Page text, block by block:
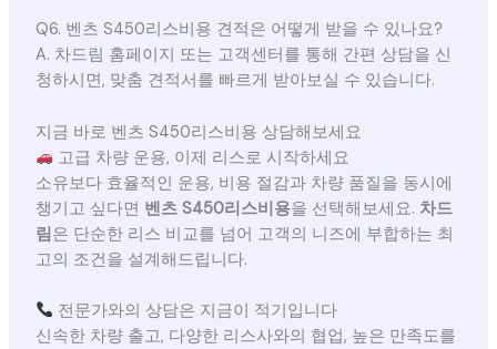
Q6. 벤츠 S450리스비용 견적은 어떻게 받을 수 있나요?
A. 차드림 홈페이지 또는 고객센터를 통해 간편 상담을 신
청하시면, 맞춤 견적서를 빠르게 받아보실 수 있습니다.
지금 바로 벤츠 S450리스비용 상담해보세요
고급 차량 운용, 이제 리스로 시작하세요
소유보다 효율적인 운용, 비용 절감과 차량 품질을 동시에
챙기고 싶다면 벤츠 S450리스비용을 선택해보세요. 차드
림 은 단순한 리스 비교를 넘어 고객의 니즈에 부합하는 최
고의 조건을 설계해드립니다.
전문가와의 상담은 지금이 적기입니다
신속한 차량 출고, 다양한 리스사와의 협업, 높은 만족도를